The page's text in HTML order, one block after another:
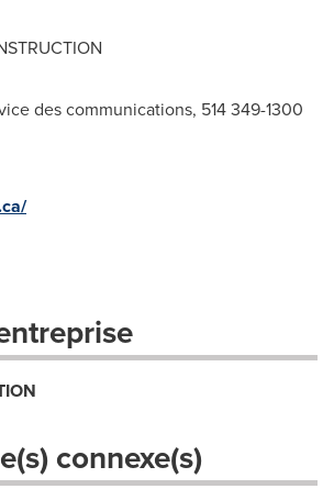
des communications, 514 349-1300
connexe(s)